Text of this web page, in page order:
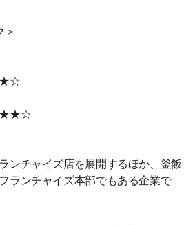
ンチャイズ店を展開するほか、釜飯
ランチャイズ本部でもある企業で